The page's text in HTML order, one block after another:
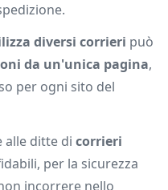
diversi corrieri può
da un'unica pagina,
per ogni sito del
alle ditte di corrieri
per la sicurezza
incorrere nello